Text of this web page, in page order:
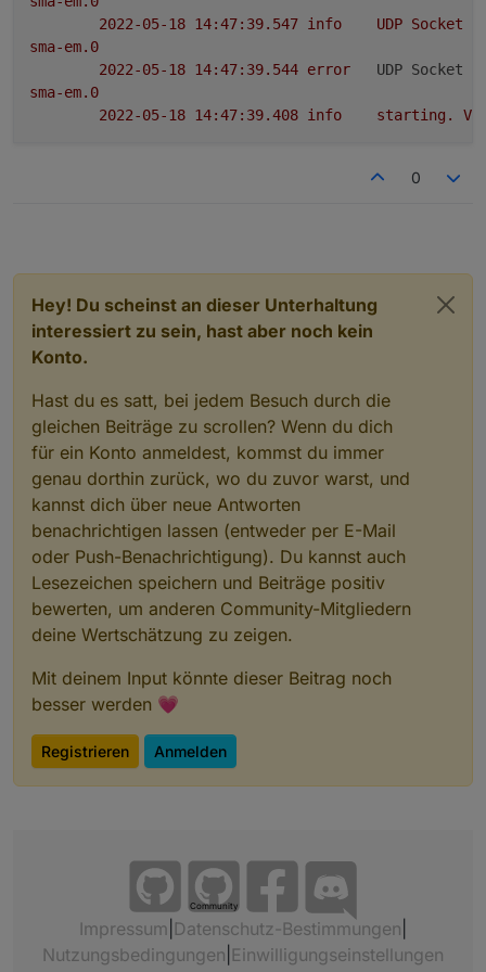
info UDP Socket
sma-em.0
error
UDP
sma-em.0
info starting.
0
Hey! Du scheinst an dieser Unterhaltung
interessiert zu sein, hast aber noch kein
Konto.
Hast du es satt, bei jedem Besuch durch die
gleichen Beiträge zu scrollen? Wenn du dich
für ein Konto anmeldest, kommst du immer
genau dorthin zurück, wo du zuvor warst, und
kannst dich über neue Antworten
benachrichtigen lassen (entweder per E-Mail
oder Push-Benachrichtigung). Du kannst auch
Lesezeichen speichern und Beiträge positiv
bewerten, um anderen Community-Mitgliedern
deine Wertschätzung zu zeigen.
Mit deinem Input könnte dieser Beitrag noch
besser werden 💗
Registrieren Anmelden
Community
Impressum Datenschutz-Bestimmungen
Nutzungsbedingungen Einwilligungseinstellungen